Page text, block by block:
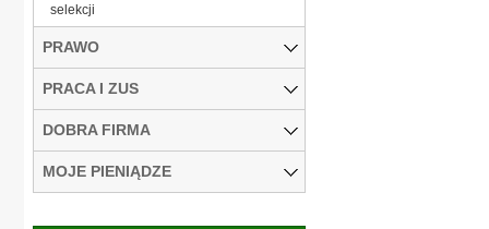
selekcji
PRAWO
PRACA I ZUS
DOBRA FIRMA
MOJE PIENIĄDZE